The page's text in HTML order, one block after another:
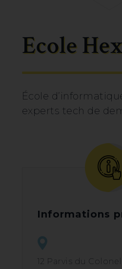
Ecole
École
experts tech de
Informations
12 Parvis du